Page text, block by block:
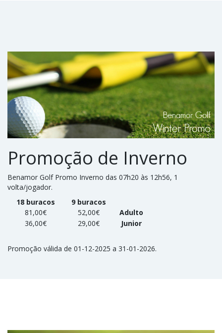
Promoção de Inverno
Benamor Golf Promo Inverno das 07h20 às 12h56, 1
volta/jogador.
18 buracos
9 buracos
81,00€
52,00€
Adulto
36,00€
29,00€ Junior
Promoção válida de 01-12-2025 a 31-01-2026.